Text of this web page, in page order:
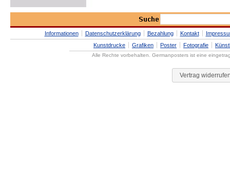
Informationen Datenschutzerklärung Bezahlung Kontakt
Kunstdrucke
Grafiken Poster Fotografie
Alle Rechte vorbehalten. Germanposters ist eine
Vertrag